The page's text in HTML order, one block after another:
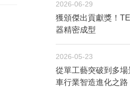
2026-06-29
獲頒傑出貢獻獎！
器精密成型
2026-05-23
從單工藝突破到多
車行業智造進化之路